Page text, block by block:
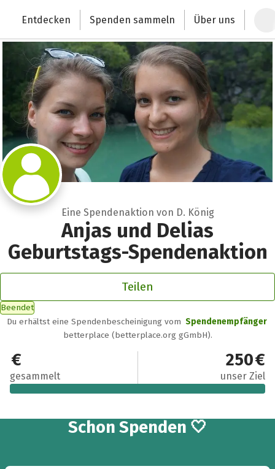
Deutschlands größte Spendenplattform
Entdecken Spenden sammeln Über uns
Eine Spendenaktion von D. König
Anjas und Delias
Geburtstags-Spendenaktion
Teilen
Beendet
Du erhältst eine Spendenbescheinigung vom Spendenempfänger
betterplace (betterplace.org gGmbH).
560 €
gesammelt
250 €
unser Ziel
Schon 6
Spenden 🤍